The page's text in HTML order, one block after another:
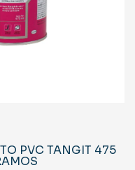
PVC TANGIT 475